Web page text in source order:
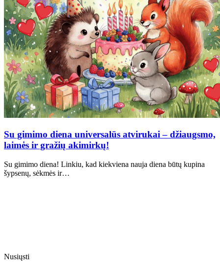
Su gimimo diena universalūs atvirukai – džiaugsmo,
laimės ir gražių akimirkų!
Su gimimo diena! Linkiu, kad kiekviena nauja diena būtų kupina
šypsenų, sėkmės ir…
Nusiųsti